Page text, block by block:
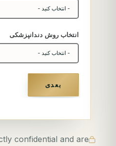
انتخاب روش دندانپزشکی
بعدی
confidential and are